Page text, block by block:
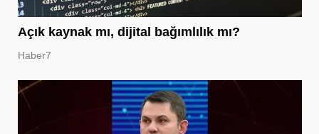
Açık kaynak mı, dijital bağımlılık mı?
Haber7